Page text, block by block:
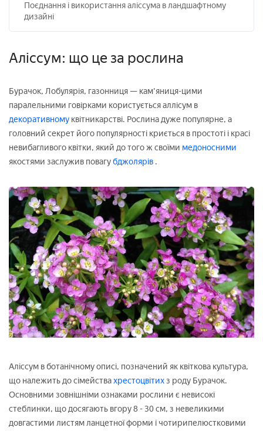
Поєднання і використання аліссума в ландшафтному
дизайні
Аліссум: що це за рослина
Бурачок, Лобулярія, газонниця — кам'яниця-цими
паралельними говірками користується аллісум в
декоративному квітникарстві. Рослина дуже популярне, а
головний секрет його популярності криється в простоті і красі
невибагливого квітки, який до того ж своїми медоносними
якостями заслужив повагубджолярів .
Аліссум в ботанічному описі, позначений як квіткова культура,
що належить до сімействахрестоцвітихз роду Бурачок.
Основними зовнішніми ознаками рослини є невисокі
стеблинки, що досягають вгору 8 - 30 см, з невеликими
довгастими листям ланцетної форми і чотирипелюстковими